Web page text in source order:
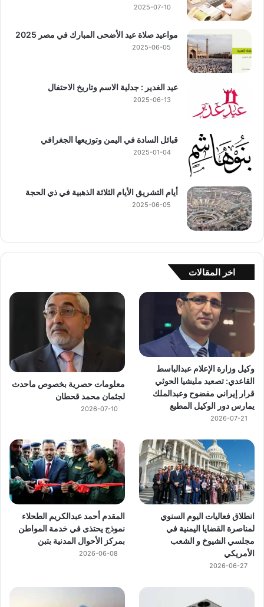
2025-07-10
مواعيد صلاة عيد الأضحى المبارك في مصر 2025
2025-06-05
عيد الغدير : جدلية الاسم وتاريخ الاحتفال
2025-06-13
قبائل السادة في اليمن وتوزيعها الجغرافي
2025-01-04
أيام التشريق الأيام الثلاثة الذهبية في ذي الحجة
2025-06-05
اخر المقالات
وكيل وزارة الإعلام عبدالباسط
القاعدي: تصعيد مليشيا الحوثي
قرار إيراني مفضوح وعبدالملك
يمارس دور الوكيل المطيع
2026-07-21
معلومات حصرية بخصوص ماحدث
لجثمان محمد قحطان
2026-07-10
انطلاق فعاليات اليوم السنوي
لمناصرة القضايا اليمنية في
مجلسي الشيوخ و الشعب
الأمريكي
2026-06-27
المقدم أحمد عبدالكريم الطحلاء
نموذج يحتذى في خدمة المواطن
بمركز الأحوال المدنية بتبن
2026-06-08